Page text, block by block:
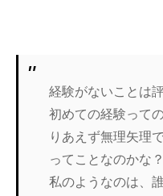
経験がないことは
初めての経験って
りあえず無理矢理
ってことなのかな？
私のようなのは、